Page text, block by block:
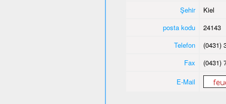
Şehir
Kiel
posta kodu
24143
Telefon
(0431)
Fax
(0431)
E-Mail